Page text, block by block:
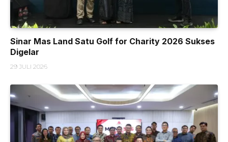
Sinar Mas Land Satu Golf for Charity 2026 Sukses
Digelar
29 JULI 2026